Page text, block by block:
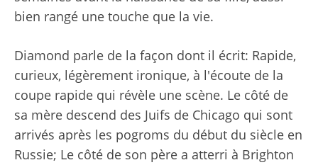
bien rangé une touche que la vie.
Diamond parle de la façon dont il écrit: Rapide,
curieux, légèrement ironique, à l'écoute de la
coupe rapide qui révèle une scène. Le côté de
sa mère descend des Juifs de Chicago qui sont
arrivés après les pogroms du début du siècle en
Russie; Le côté de son père a atterri à Brighton